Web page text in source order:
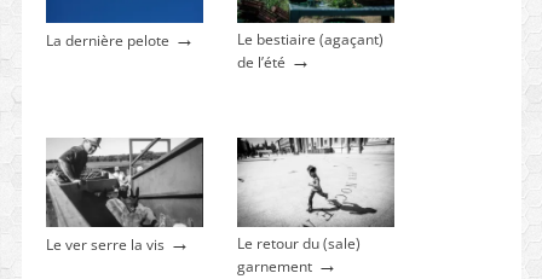
La dernière pelote →
Le bestiaire (agaçant)
de l’été →
Le ver serre la vis→
Le retour du (sale)
garnement→